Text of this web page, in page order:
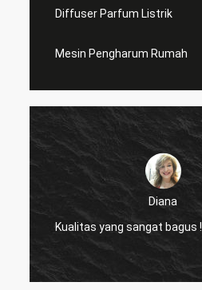
Diffuser Parfum Listrik
Mesin Pengharum Rumah
Diana
Kualitas yang sangat bagus !